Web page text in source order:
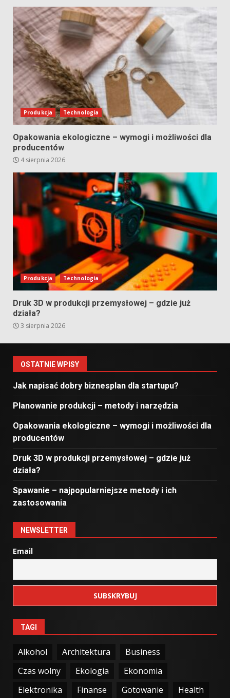
Produkcja Technologia
Opakowania ekologiczne – wymogi i możliwości dla
producentów
4 sierpnia 2026
Produkcja Technologia
Druk 3D w produkcji przemysłowej – gdzie już
działa?
3 sierpnia 2026
OSTATNIE WPISY
Jak napisać dobry biznesplan dla startupu?
Planowanie produkcji – metody i narzędzia
Opakowania ekologiczne – wymogi i możliwości dla
producentów
Druk 3D w produkcji przemysłowej – gdzie już
działa?
Spawanie – najpopularniejsze metody i ich
zastosowania
NEWSLETTER
Email
TAGI
Alkohol Architektura
Business
Czas wolny
Ekologia
Ekonomia
Elektronika
Finanse Gotowanie Health